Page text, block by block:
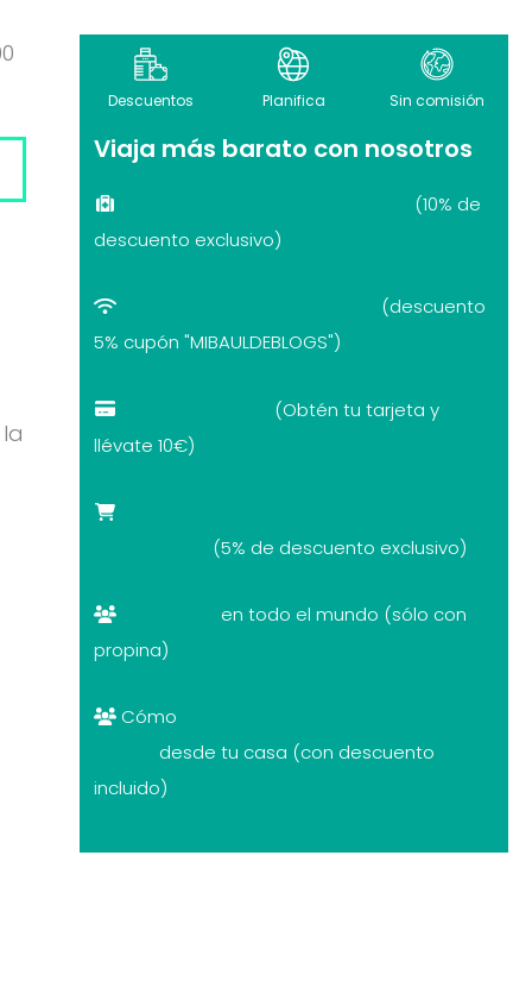
Descuentos Planifica Sin comisión
Viaja más barato con nosotros
(10% de
descuento exclusivo)
(descuento
5% cupón "MIBAULDEBLOGS")
(Obtén tu tarjeta y
llévate 10€)
(5% de descuento exclusivo)
en todo el mundo (sólo con
propina)
Cómo
desde tu casa (con descuento
incluido)